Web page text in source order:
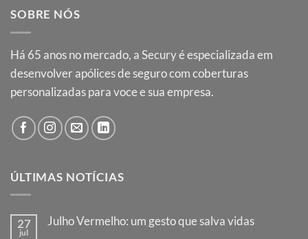
SOBRE NÓS
Há 65 anos no mercado, a Secury é especializada em
desenvolver apólices de seguro com coberturas
personalizadas para voce e sua empresa.
ÚLTIMAS NOTÍCIAS
27
jul
Julho Vermelho: um gesto que salva vidas